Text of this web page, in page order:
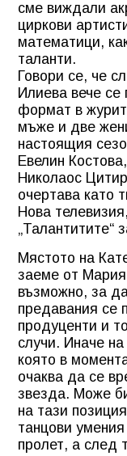
сме виждали
циркови
математици,
таланти.
Говори се, че
Илиева вече се
формат в
мъже и две
настоящия
Евелин
Николаос
очертава като
Нова
„Талантитите“
Мястото на
заеме от Мария
възможно, за
предавания се
продуценти и
случи. Иначе
която в
очаква да се
звезда. Може
на тази
танцови
пролет, а след